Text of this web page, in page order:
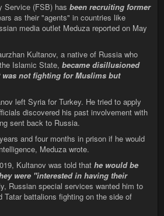
Service (FSB) has been recruiting former
as their "agents" in countries like
media outlet Meduza reported on May
Kultanov, a native of Russia who
Islamic State, became disillusioned
was not fighting for Muslims but
left Syria for Turkey. He tried to apply
discovered his past involvement with
sent back to Russia.
and four months in prison if he would
Meduza wrote.
Kultanov was told that he would be
were "interested in having their
Russian special services wanted him to
Tatar battalions fighting on the side of